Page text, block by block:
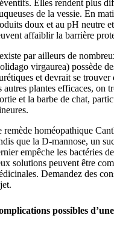
Elles rendent plus
de la vessie. En
doux et au pH neutre
affaiblir la barrière
par ailleurs de
virgaurea) possède
et devrait se trouver
autres plantes efficaces, on
et la barbe de chat,
remède homéopathique
que la D-mannose, un
empêche les bactéries
solutions peuvent être
Demandez des
possibles